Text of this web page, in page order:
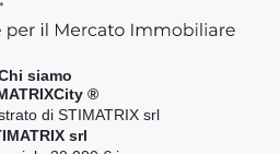
siamo
®
di STIMATRIX srl
srl